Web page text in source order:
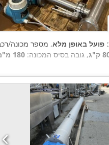
פועל באופן מלא
ק"ג , גובה בסיס המכונה: 180 מ"מ